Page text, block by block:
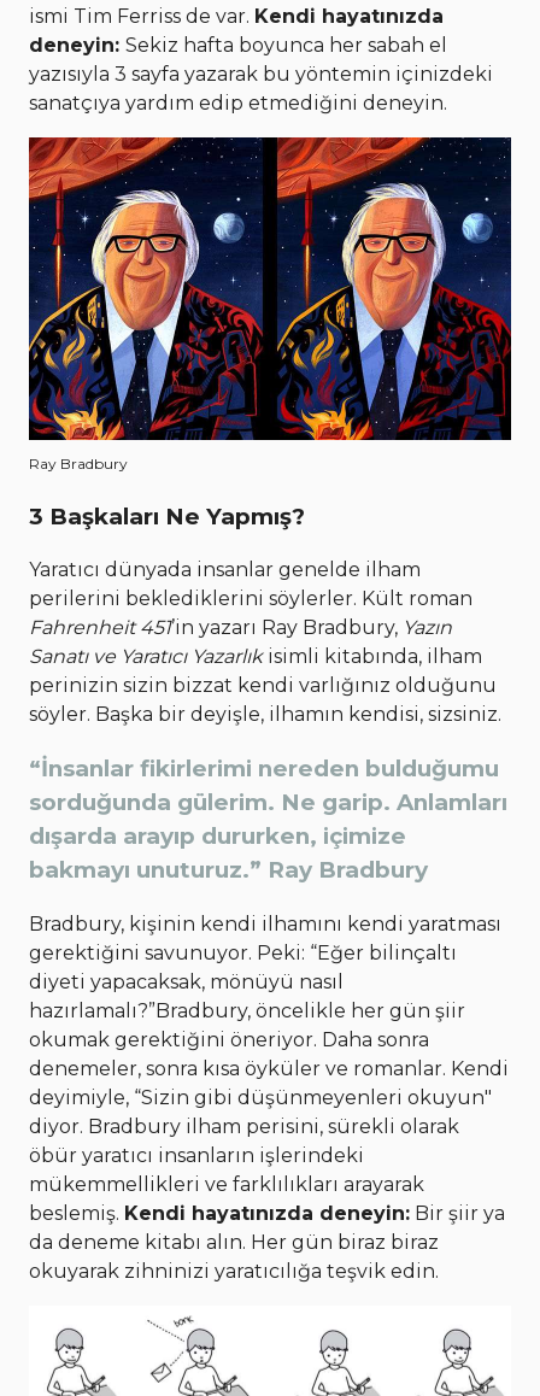
ismi Tim Ferriss de var. Kendi hayatınızda
deneyin: Sekiz hafta boyunca her sabah el
yazısıyla 3 sayfa yazarak bu yöntemin içinizdeki
sanatçıya yardım edip etmediğini deneyin.
Ray Bradbury
3 Başkaları Ne Yapmış?
Yaratıcı dünyada insanlar genelde ilham
perilerini beklediklerini söylerler. Kült roman
Fahrenheit 451’in yazarı Ray Bradbury, Yazın
Sanatı ve Yaratıcı Yazarlık isimli kitabında, ilham
perinizin sizin bizzat kendi varlığınız olduğunu
söyler. Başka bir deyişle, ilhamın kendisi, sizsiniz.
“İnsanlar fikirlerimi nereden bulduğumu
sorduğunda gülerim. Ne garip. Anlamları
dışarda arayıp dururken, içimize
bakmayı unuturuz.” Ray Bradbury
Bradbury, kişinin kendi ilhamını kendi yaratması
gerektiğini savunuyor. Peki: “Eğer bilinçaltı
diyeti yapacaksak, mönüyü nasıl
hazırlamalı?”Bradbury, öncelikle her gün şiir
okumak gerektiğini öneriyor. Daha sonra
denemeler, sonra kısa öyküler ve romanlar. Kendi
deyimiyle, “Sizin gibi düşünmeyenleri okuyun"
diyor. Bradbury ilham perisini, sürekli olarak
öbür yaratıcı insanların işlerindeki
mükemmellikleri ve farklılıkları arayarak
beslemiş. Kendi hayatınızda deneyin: Bir şiir ya
da deneme kitabı alın. Her gün biraz biraz
okuyarak zihninizi yaratıcılığa teşvik edin.